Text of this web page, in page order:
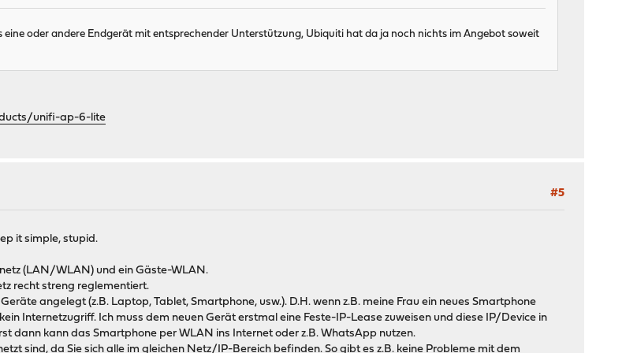
oder andere Endgerät mit entsprechender Unterstützung, Ubiquiti hat da ja noch nichts im Angebot soweit
unifi-ap-6-lite
#5
it simple, stupid.
(LAN/WLAN) und ein Gäste-WLAN.
recht streng reglementiert.
angelegt (z.B. Laptop, Tablet, Smartphone, usw.). D.H. wenn z.B. meine Frau ein neues Smartphone
Internetzugriff. Ich muss dem neuen Gerät erstmal eine Feste-IP-Lease zuweisen und diese IP/Device in
dann kann das Smartphone per WLAN ins Internet oder z.B. WhatsApp nutzen.
sind, da Sie sich alle im gleichen Netz/IP-Bereich befinden. So gibt es z.B. keine Probleme mit dem